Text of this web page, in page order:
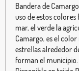
Bandera de
uso de estos
mar, el verde la
Camargo, es el
estrellas alrededor
forman el municipio.